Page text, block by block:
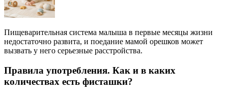
Пищеварительная система малыша в первые месяцы жизни
недостаточно развита, и поедание мамой орешков может
вызвать у него серьезные расстройства.
Правила употребления. Как и в каких
количествах есть фисташки?